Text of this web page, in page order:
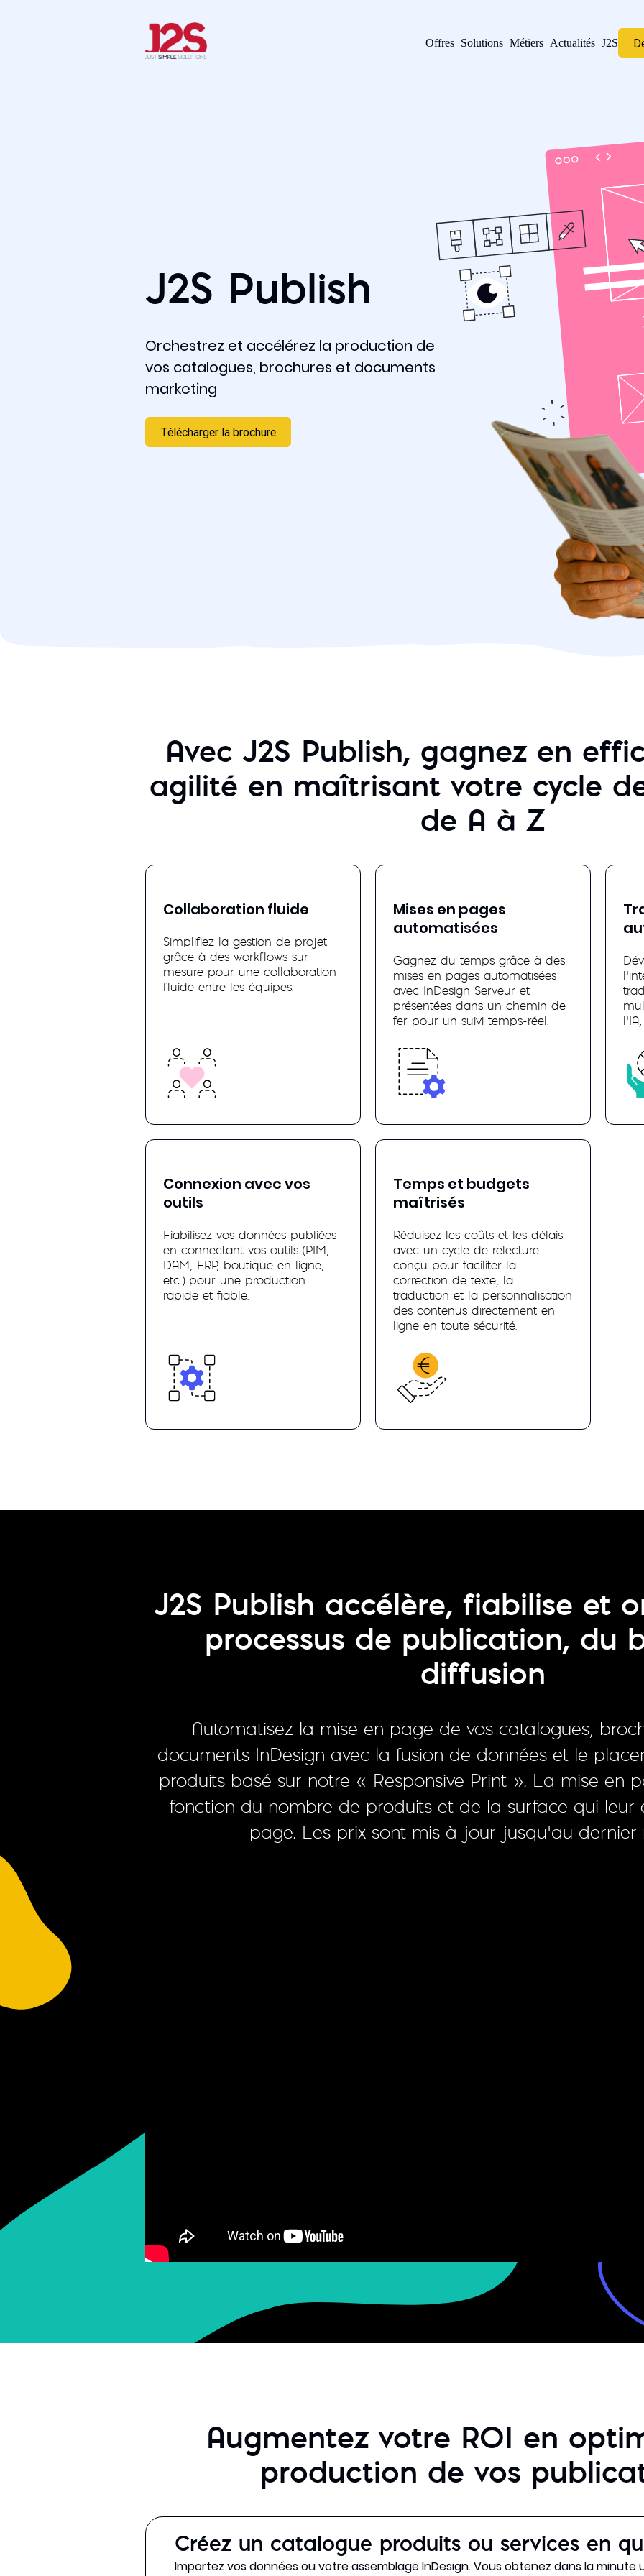
Offres Solutions Métiers Actualités J2S
J2S Publish
Orchestrez et accélérez la production de
vos catalogues, brochures et documents
marketing
Télécharger la brochure
Avec J2S Publish, gagnez en
agilité en maîtrisant votre cycle
de A à Z
Collaboration fluide
Simplifiez la gestion de projet
grâce à des workflows sur
mesure pour une collaboration
fluide entre les équipes.
Mises en pages
automatisées
Gagnez du temps grâce à des
mises en pages automatisées
avec InDesign Serveur et
présentées dans un chemin de
fer pour un suivi temps-réel.
Connexion avec vos
outils
Fiabilisez vos données publiées
en connectant vos outils (PIM,
DAM, ERP, boutique en ligne,
etc.) pour une production
rapide et fiable.
Temps et budgets
maîtrisés
Réduisez les coûts et les délais
avec un cycle de relecture
conçu pour faciliter la
correction de texte, la
traduction et la personnalisation
des contenus directement en
ligne en toute sécurité.
J2S Publish accélère, fiabilise et
processus de publication, du
diffusion
Automatisez la mise en page de vos catalogues,
documents InDesign avec la fusion de données et le
produits basé sur notre « Responsive Print ». La mise en
fonction du nombre de produits et de la surface qui leur
page. Les prix sont mis à jour jusqu’au dernier
Augmentez votre ROI en
production de vos
Créez un catalogue produits ou services en
Importez vos données ou votre assemblage InDesign. Vous obtenez dans la minute